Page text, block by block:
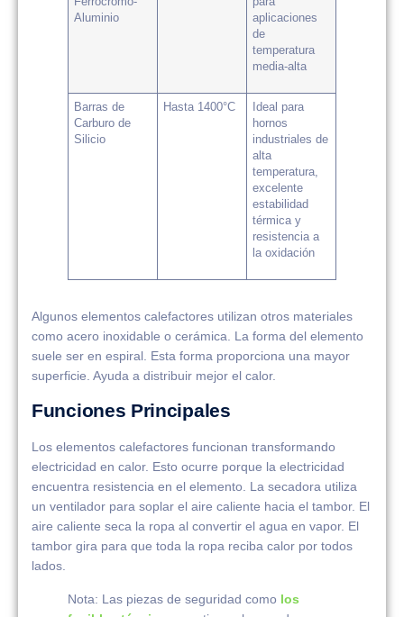
Aluminio
aplicaciones
de
temperatura
media-alta
Barras de
Carburo de
Silicio
Hasta 1400°C
Ideal para
hornos
industriales de
alta
temperatura,
excelente
estabilidad
térmica y
resistencia a
la oxidación
Algunos elementos calefactores utilizan otros materiales
como acero inoxidable o cerámica. La forma del elemento
suele ser en espiral. Esta forma proporciona una mayor
superficie. Ayuda a distribuir mejor el calor.
Funciones Principales
Los elementos calefactores funcionan transformando
electricidad en calor. Esto ocurre porque la electricidad
encuentra resistencia en el elemento. La secadora utiliza
un ventilador para soplar el aire caliente hacia el tambor. El
aire caliente seca la ropa al convertir el agua en vapor. El
tambor gira para que toda la ropa reciba calor por todos
lados.
Nota: Las piezas de seguridad como los